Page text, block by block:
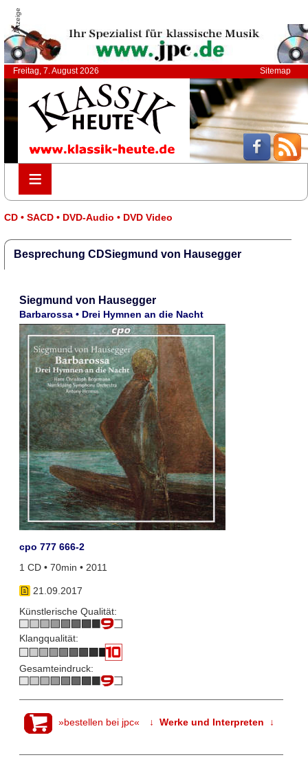
Anzeige
Freitag, 7. August 2026 Sitemap
≡
≡
CD • SACD • DVD-Audio • DVD Video
Besprechung CDSiegmund von Hausegger
Siegmund von Hausegger
Barbarossa • Drei Hymnen an die Nacht
cpo 777 666-2
1 CD • 70min • 2011
21.09.2017
Künstlerische Qualität:
Klangqualität:
Gesamteindruck:
»bestellen bei jpc« ↓ Werke und Interpreten ↓